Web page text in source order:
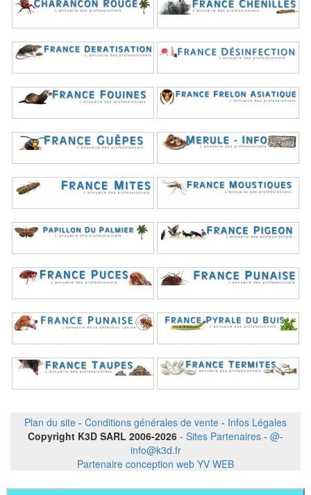
Plan du site - Conditions générales de vente - Infos Légales
Copyright K3D SARL 2006-2026 - Sites Partenaires - @-
info@k3d.fr
Partenaire conception web YV WEB